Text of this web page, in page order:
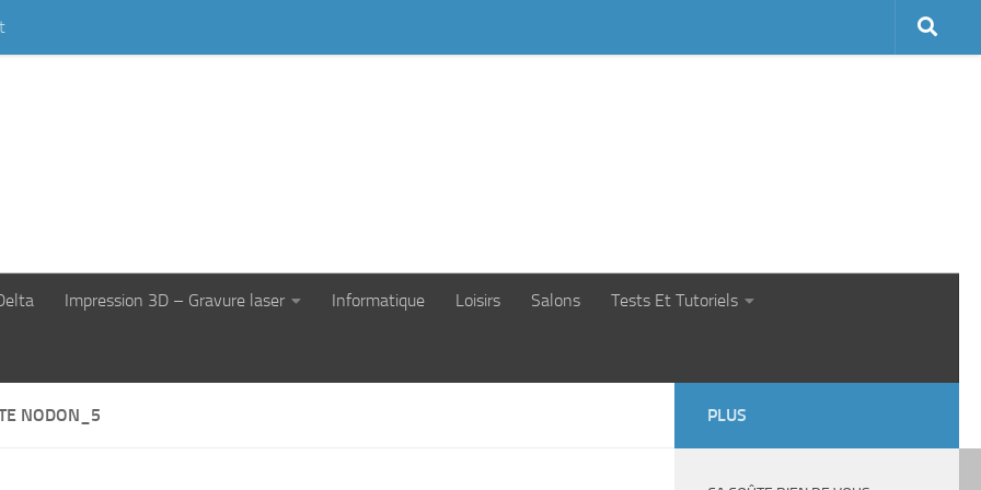
Impression 3D – Gravure laser Informatique Loisirs Salons Tests Et Tutoriels
NODON_5 PLUS